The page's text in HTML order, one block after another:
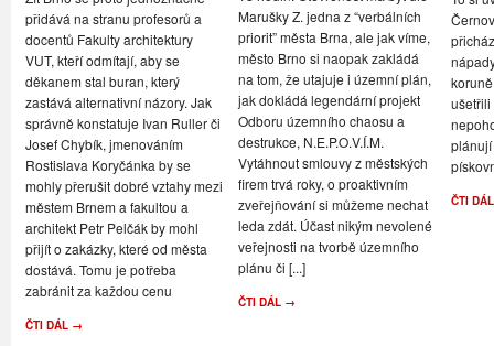
přidává na stranu profesorů a
docentů Fakulty architektury
VUT, kteří odmítají, aby se
děkanem stal buran, který
zastává alternativní názory. Jak
správně konstatuje Ivan Ruller či
Josef Chybík, jmenováním
Rostislava Koryčánka by se
mohly přerušit dobré vztahy mezi
městem Brnem a fakultou a
architekt Petr Pelčák by mohl
přijít o zakázky, které od města
dostává. Tomu je potřeba
zabránit za každou cenu
ČTI DÁL →
Marušky Z. jedna z “verbálních
priorit” města Brna, ale jak víme,
město Brno si naopak zakládá
na tom, že utajuje i územní plán,
jak dokládá legendární projekt
Odboru územního chaosu a
destrukce, N.E.P.O.V.Í.M.
Vytáhnout smlouvy z městských
firem trvá roky, o proaktivním
zveřejňování si můžeme nechat
leda zdát. Účast nikým nevolené
veřejnosti na tvorbě územního
plánu či [...]
ČTI DÁL →
ušetřili
ČTI